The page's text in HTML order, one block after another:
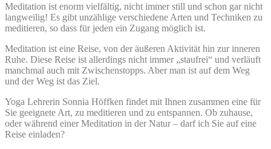
Meditation ist enorm vielfältig, nicht immer still und schon gar nicht
langweilig! Es gibt unzählige verschiedene Arten und Techniken zu
meditieren, so dass für jeden ein Zugang möglich ist.
Meditation ist eine Reise, von der äußeren Aktivität hin zur inneren
Ruhe. Diese Reise ist allerdings nicht immer „staufrei“ und verläuft
manchmal auch mit Zwischenstopps. Aber man ist auf dem Weg
und der Weg ist das Ziel.
Yoga Lehrerin Sonnia Höffken findet mit Ihnen zusammen eine für
Sie geeignete Art, zu meditieren und zu entspannen. Ob zuhause,
oder während einer Meditation in der Natur – darf ich Sie auf eine
Reise einladen?